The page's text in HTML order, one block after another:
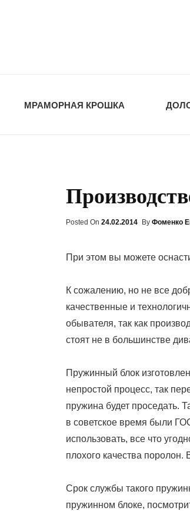
МРАМОРНАЯ КРОШКА
Posted On Posted
24.02.2014 By Фоменко
При этом вы можете
К сожалению, но не все
качественные и
обывателя, так как
стоят не в большинстве
Пружинный блок
непростой процесс, так
пружина будет проседать.
в советское время были
использовать, все что
плохого качества
Срок службы такого
пружинном блоке,